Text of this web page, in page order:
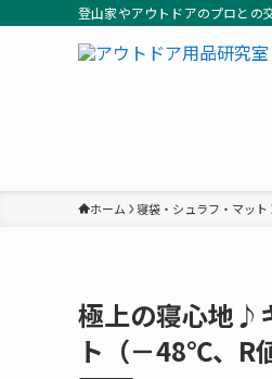
登山家やアウトドアのプロとの
ホーム 寝袋・シュラフ・マット
極上の寝心地♪
ト（－48℃、R